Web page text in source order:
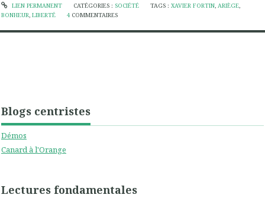
Blogs centristes
Démos
Canard à l'Orange
Lectures fondamentales
LIEN PERMANENT CATÉGORIES : SOCIÉTÉ TAGS :XAVIER FORTIN,ARIÈGE,
BONHEUR, LIBERTÉ 4 COMMENTAIRES